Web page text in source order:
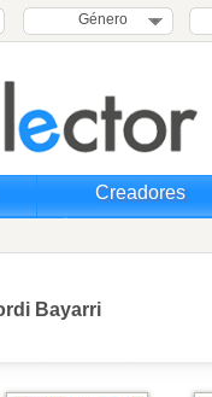
Género
Creadores
Bayarri